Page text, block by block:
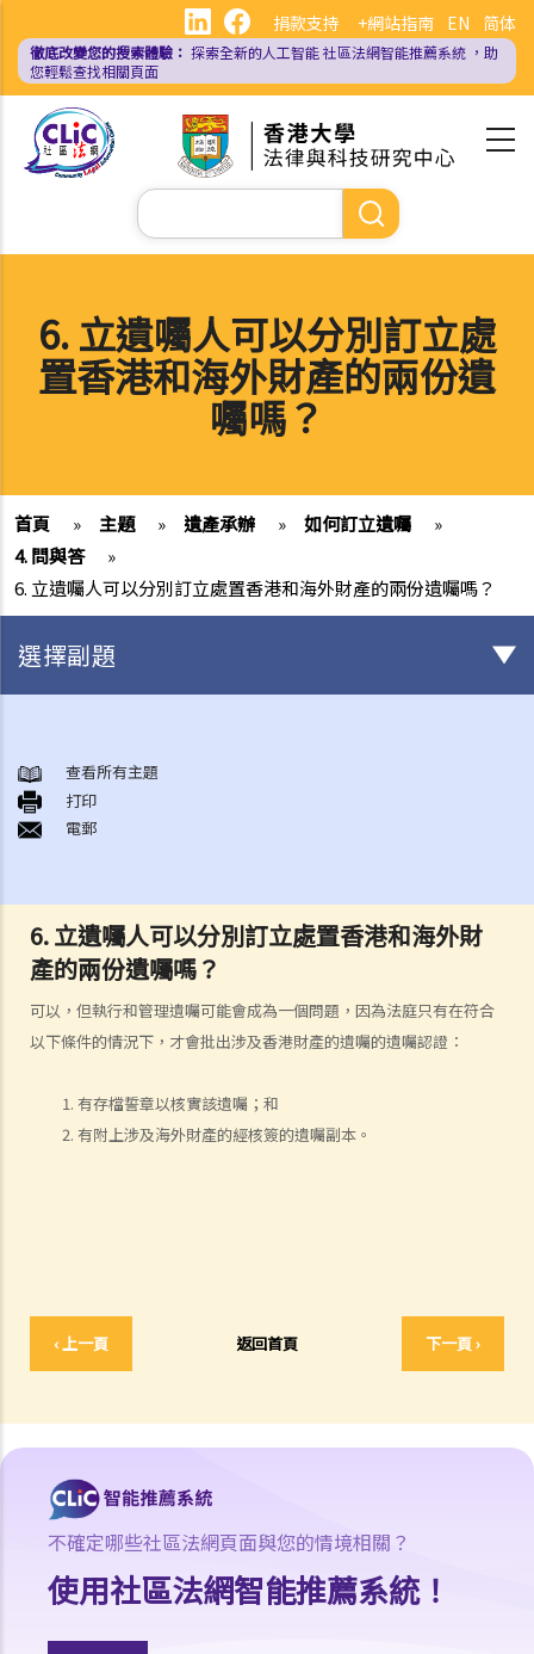
內
EN 简体
捐款支持 +網站指南
徹底改變您的搜索體驗： 探索全新的人工智能社區法網智能推薦系統 ，助
您輕鬆查找相關頁面
Search
6. 立遺囑人可以分別訂立處
置香港和海外財產的兩份遺
囑嗎？
首頁 » 主題 » 遺產承辦 » 如何訂立遺囑
»
4. 問與答
»
6. 立遺囑人可以分別訂立處置香港和海外財產的兩份遺囑嗎？
6. 立遺囑人可以分別訂立處置香港和海外財
產的兩份遺囑嗎？
可以，但執行和管理遺囑可能會成為一個問題，因為法庭只有在符合
以下條件的情況下，才會批出涉及香港財產的遺囑的遺囑認證：
有存檔誓章以核實該遺囑；和
有附上涉及海外財產的經核簽的遺囑副本。
‹ 上一頁 返回首頁 下一頁 ›
選擇副題
1. 訂立遺囑的好處
2. 在授予承辦書方面，有遺囑的遺產與沒有遺囑的遺產有何分別?
如何訂立遺囑
Q1. 假如立遺囑人僅透過電話與律師討論遺囑內容，但從未簽署任何遺
囑，到底立遺囑人有沒有簽立有效的遺囑？
2. 在訂立遺囑之前，有甚麼事項需要考慮？
1. 遺產有哪些類型?
3. 訂立遺囑時有什麼要注意？
4. 問與答
4. 立遺囑人可以同時訂立多份遺囑嗎？
5. 立遺囑人可以在遺囑中處理他的海外財產嗎？
7. 破產人士可以被委任為遺囑執行人/遺產管理人嗎？
9. 如果遺囑未能遵循法律要求會怎麼樣？
修改遺囑
1. 我有什麼方法可以修改我的遺囑？
2. 什麽是遺囑更改附件？
撤銷遺囑
查看所有主題
打印
電郵
不確定哪些社區法網頁面與您的情境相關？
使用社區法網智能推薦系統！